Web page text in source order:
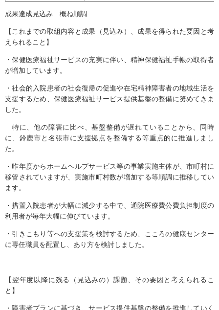
成果達成見込み 概ね順調
【これまでの取組内容と成果（見込み）、成果を得られた要因と考
えられること】
・保健医療福祉サービスの充実に伴い、精神保健福祉手帳の取得者
が増加しています。
・社会的入院患者の社会復帰の促進や在宅精神障害者の地域生活を
支援するため、保健医療福祉サービス提供基盤の整備に努めてきま
した。
特に、他の障害に比べ、基盤整備が遅れていることから、同時
に、鈴鹿市と名張市に支援拠点を整備する等重点的に推進しまし
た。
・昨年度からホームヘルプサービス等の事業実施主体が、市町村に
移管されていますが、実施市町村数が増加する等順調に推移してい
ます。
・措置入院患者が大幅に減少する中で、通院医療費公費負担制度の
利用者が毎年大幅に伸びています。
・引きこもり等への支援策を検討するため、こころの健康センター
に専任職員を配置し、あり方を検討しました。
【翌年度以降に残る（見込みの）課題、その要因と考えられるこ
と】
・障害者プランに基づき、サービス提供基盤の整備を推進していく